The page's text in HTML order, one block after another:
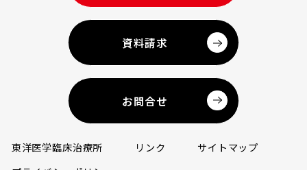
資料請求
お問合せ
東洋医学臨床治療所 リンク
サイトマップ